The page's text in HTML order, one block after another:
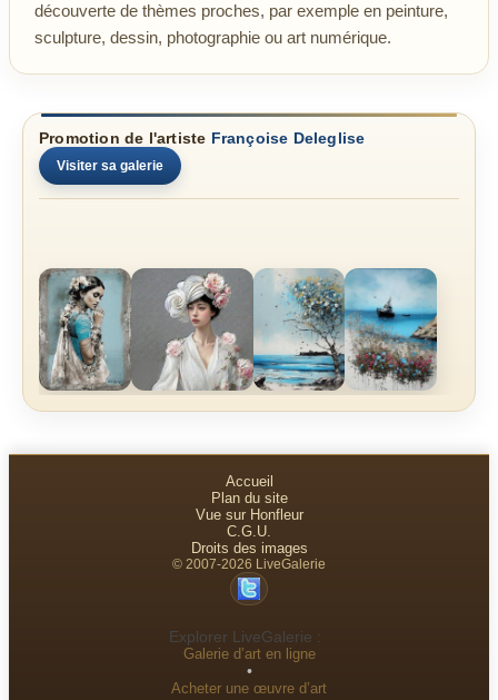
découverte de thèmes proches, par exemple en peinture,
sculpture, dessin, photographie ou art numérique.
Promotion de l'artiste Françoise Deleglise
Visiter sa galerie
Accueil
Plan du site
Vue sur Honfleur
C.G.U.
Droits des images
© 2007-2026 LiveGalerie
Explorer LiveGalerie :
Galerie d’art en ligne
•
Acheter une œuvre d’art